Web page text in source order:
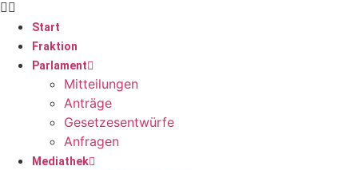
Start
Fraktion
Parlament
Mitteilungen
Anträge
Gesetzesentwürfe
Anfragen
Mediathek